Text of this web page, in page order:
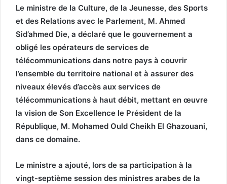
Le ministre de la Culture, de la Jeunesse, des Sports
et des Relations avec le Parlement, M. Ahmed
Sid’ahmed Die, a déclaré que le gouvernement a
obligé les opérateurs de services de
télécommunications dans notre pays à couvrir
l’ensemble du territoire national et à assurer des
niveaux élevés d’accès aux services de
télécommunications à haut débit, mettant en œuvre
la vision de Son Excellence le Président de la
République, M. Mohamed Ould Cheikh El Ghazouani,
dans ce domaine.
Le ministre a ajouté, lors de sa participation à la
vingt-septième session des ministres arabes de la